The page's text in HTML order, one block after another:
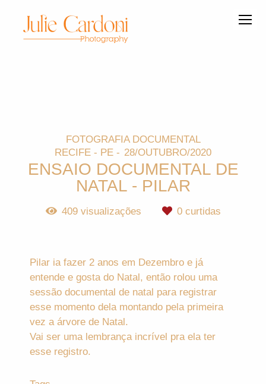
FOTOGRAFIA DOCUMENTAL
RECIFE - PE
28/OUTUBRO/2020
ENSAIO DOCUMENTAL DE
NATAL - PILAR
409visualizações 0curtidas
Pilar ia fazer 2 anos em Dezembro e já
entende e gosta do Natal, então rolou uma
sessão documental de natal para registrar
esse momento dela montando pela primeira
vez a árvore de Natal.
Vai ser uma lembrança incrível pra ela ter
esse registro.